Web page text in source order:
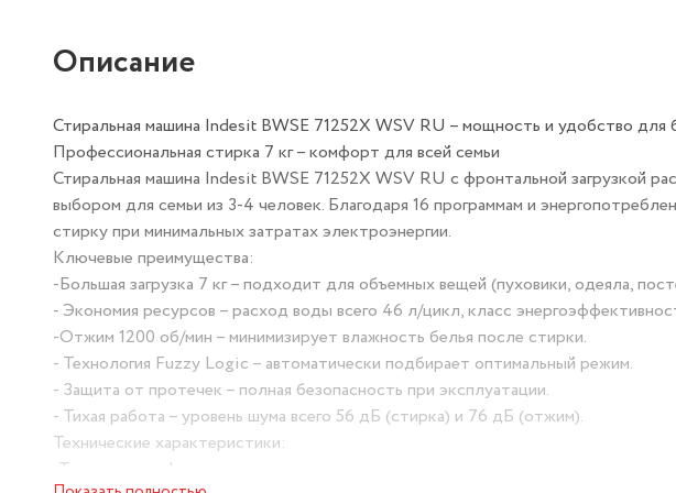
Описание
Стиральная машина Indesit BWSE 71252X WSV RU – мощность и удобство для
Профессиональная стирка 7 кг – комфорт для всей семьи
Стиральная машина Indesit BWSE 71252X WSV RU с фронтальной загрузкой
выбором для семьи из 3-4 человек. Благодаря 16 программам и
стирку при минимальных затратах электроэнергии.
Ключевые преимущества:
-Большая загрузка 7 кг – подходит для объемных вещей (пуховики, одеяла,
- Экономия ресурсов – расход воды всего 46 л/цикл, класс
-Отжим 1200 об/мин – минимизирует влажность белья после стирки.
- Технология Fuzzy Logic – автоматически подбирает оптимальный режим.
- Защита от протечек – полная безопасность при эксплуатации.
- Тихая работа – уровень шума всего 56 дБ (стирка) и 76 дБ (отжим).
Технические характеристики:
-Тип загрузки: фронтальная